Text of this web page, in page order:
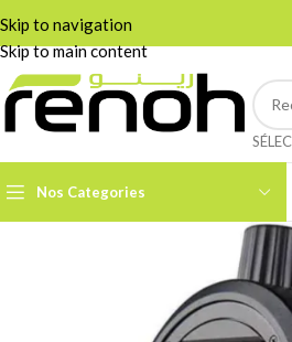
Skip to navigation
Skip to main content
Nos Categories
Boom Arms & Supports À